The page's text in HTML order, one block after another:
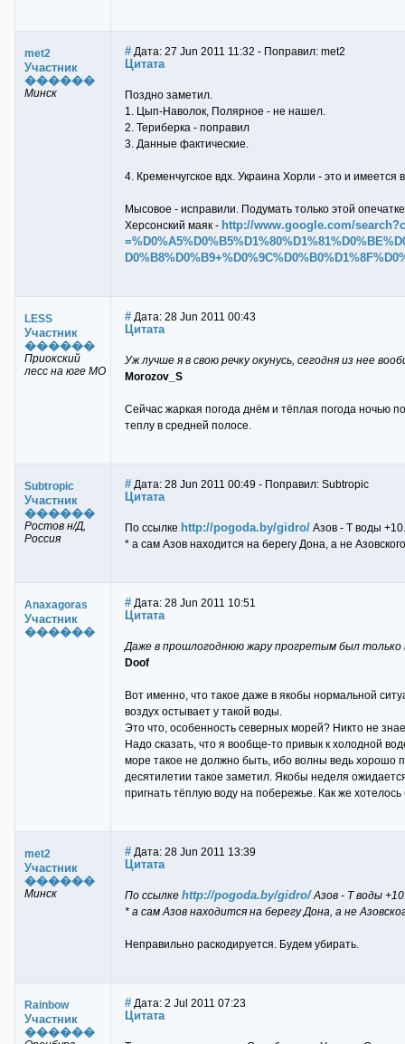
met2
Участник
������
Минск
# Дата: 27 Jun 2011 11:32 - Поправил: met2
Цитата
Поздно заметил.
1. Цып-Наволок, Полярное - не нашел.
2. Териберка - поправил
3. Данные фактические.
4. Кременчугское вдх. Украина Хорли - это и
Мысовое - исправили. Подумать только этой
Херсонский маяк - http://www.google.com/
LESS
Участник
������
Приокский
лесс на юге МО
# Дата: 28 Jun 2011 00:43
Цитата
Уж лучше я в свою речку окунусь, сегодня из нее
Morozov_S
Сейчас жаркая погода днём и тёплая погода ночью
теплу в средней полосе.
Subtropic
Участник
������
Ростов н/Д,
Россия
# Дата: 28 Jun 2011 00:49 - Поправил: Subtropic
Цитата
По ссылке http://pogoda.by/gidro/ Азов - Т воды
* а сам Азов находится на берегу Дона, а не
Anaxagoras
Участник
������
# Дата: 28 Jun 2011 10:51
Цитата
Даже в прошлогоднюю жару прогретым был только
Doof
Вот именно, что такое даже в якобы нормальной
воздух остывает у такой воды.
Это что, особенность северных морей? Никто не
Надо сказать, что я вообще-то привык к холодной
море такое не должно быть, ибо волны ведь хорошо
десятилетии такое заметил. Якобы неделя
пригнать тёплую воду на побережье. Как же
met2
Участник
������
Минск
# Дата: 28 Jun 2011 13:39
Цитата
По ссылке http://pogoda.by/gidro/Азов - Т воды
* а сам Азов находится на берегу Дона, а не
Неправильно раскодируется. Будем убирать.
Rainbow
Участник
������
# Дата: 2 Jul 2011 07:23
Цитата